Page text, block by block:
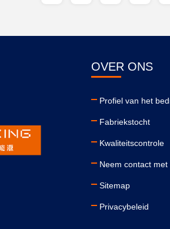
OVER ONS
Profiel van het
Fabriekstocht
Kwaliteitscontrole
Neem contact met
Sitemap
Privacybeleid